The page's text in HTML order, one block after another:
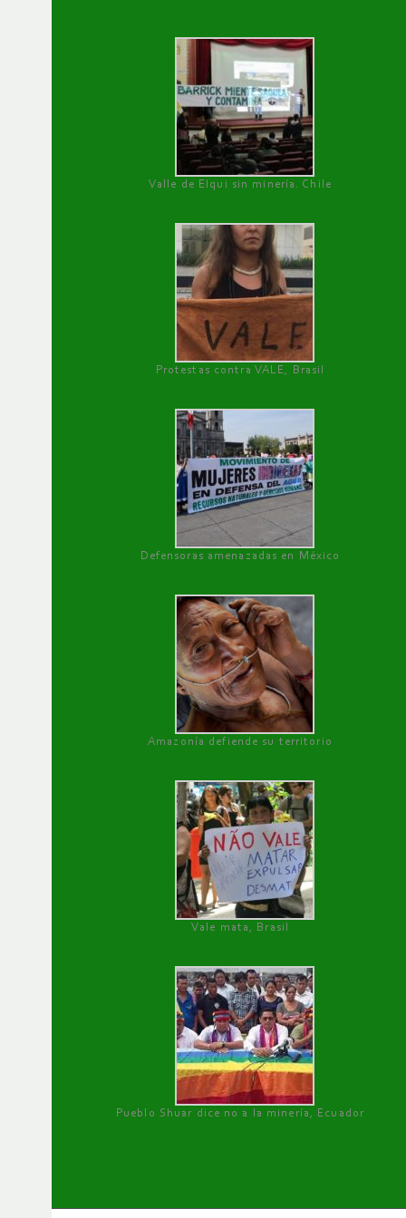
Valle de Elqui sin minería. Chile
Protestas contra VALE, Brasil
Defensoras amenazadas en México
Amazonía defiende su territorio
Vale mata, Brasil
Pueblo Shuar dice no a la minería, Ecuador